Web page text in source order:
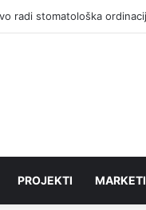
radi stomatološka
PROJEKTI